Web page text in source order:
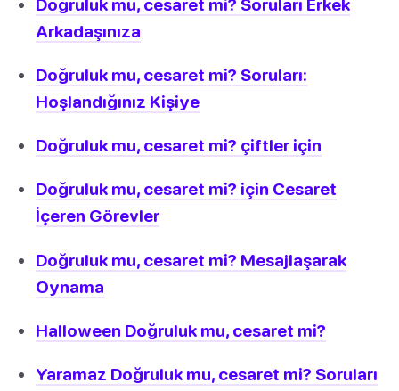
Arkadaşınıza
Doğruluk mu, cesaret mi? Soruları:
Hoşlandığınız Kişiye
Doğruluk mu, cesaret mi? çiftler için
Doğruluk mu, cesaret mi? için Cesaret
İçeren Görevler
Doğruluk mu, cesaret mi? Mesajlaşarak
Oynama
Halloween Doğruluk mu, cesaret mi?
Yaramaz Doğruluk mu, cesaret mi? Soruları